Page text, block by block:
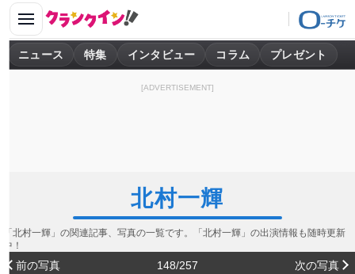
ニュース 特集 インタビュー コラム プレゼント
[ADVERTISEMENT]
北村一輝
「北村一輝」の関連記事、写真の一覧です。「北村一輝」の出演情報も随時更新
中！
前の写真 148/257 次の写真